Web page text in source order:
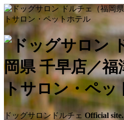
ド
ッ
グ
サ
ドッグサロンドルチェ Official site.